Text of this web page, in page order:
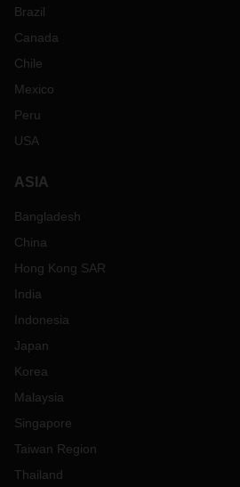
Brazil
Canada
Chile
Mexico
Peru
USA
ASIA
Bangladesh
China
Hong Kong SAR
India
Indonesia
Japan
Korea
Malaysia
Singapore
Taiwan Region
Thailand